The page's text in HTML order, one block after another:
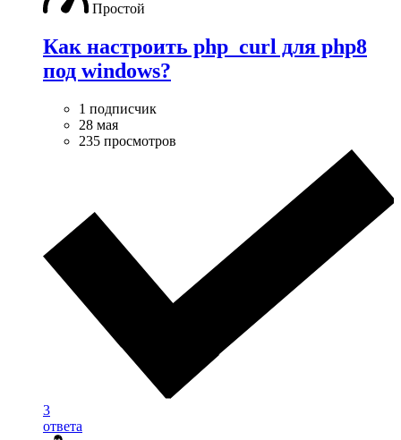
Простой
Как настроить php_curl для php8
под windows?
1 подписчик
28 мая
235 просмотров
3
ответа